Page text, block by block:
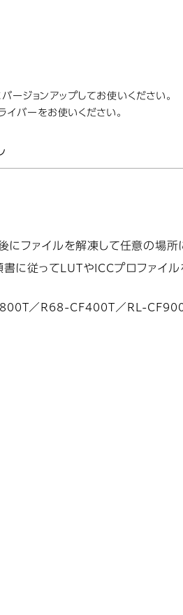
ジョンアップしてお使いください。
バーをお使いください。
にファイルを解凍して任意の場所
に従ってLUTやICCプロファイル
／R68-CF400T／RL-